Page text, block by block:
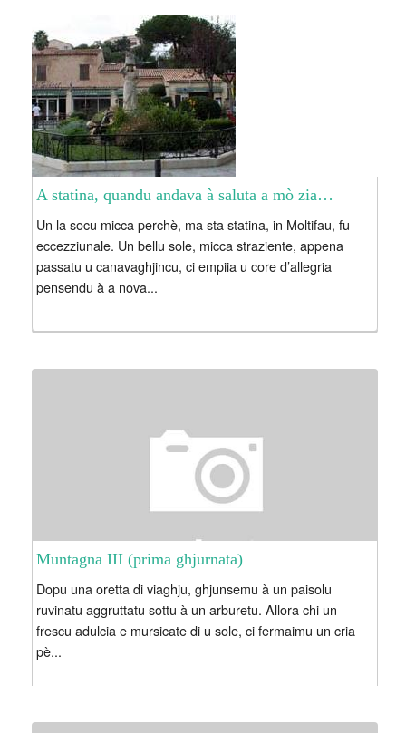
A statina, quandu andava à saluta a mò zia…
Un la socu micca perchè, ma sta statina, in Moltifau, fu
eccezziunale. Un bellu sole, micca straziente, appena
passatu u canavaghjincu, ci empiia u core d’allegria
pensendu à a nova...
Muntagna III (prima ghjurnata)
Dopu una oretta di viaghju, ghjunsemu à un paisolu
ruvinatu aggruttatu sottu à un arburetu. Allora chi un
frescu adulcia e mursicate di u sole, ci fermaimu un cria
pè...